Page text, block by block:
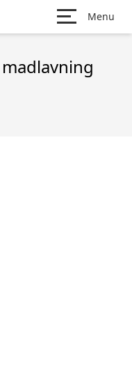
Menu